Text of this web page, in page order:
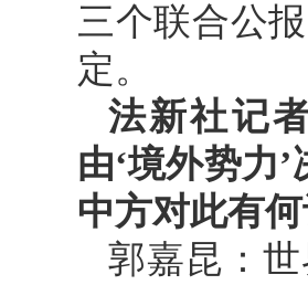
三个联合公
定。
法新社记
由‘境外势力
中方对此有何
郭嘉昆：